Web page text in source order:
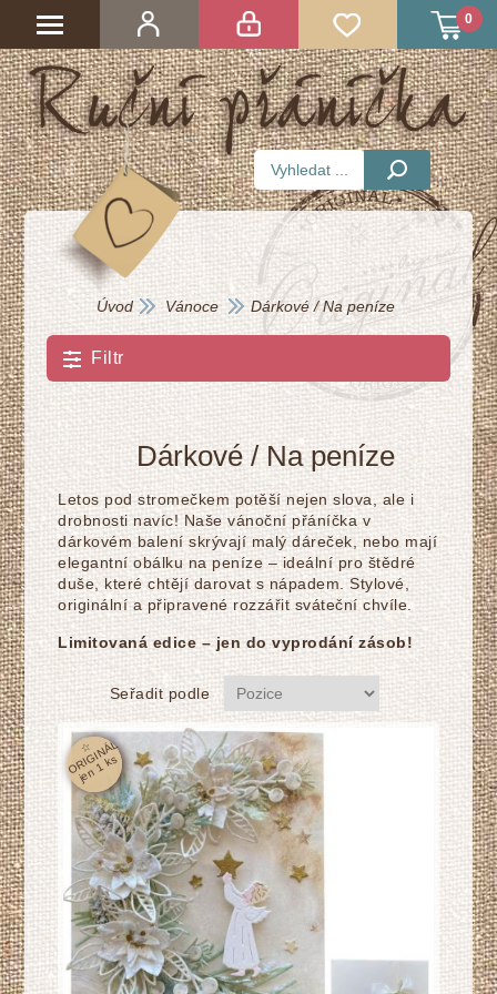
0
Úvod Vánoce Dárkové / Na peníze
Filtr
Dárkové / Na peníze
Letos pod stromečkem potěší nejen slova, ale i
drobnosti navíc! Naše vánoční přáníčka v
dárkovém balení skrývají malý dáreček, nebo mají
elegantní obálku na peníze – ideální pro štědré
duše, které chtějí darovat s nápadem. Stylové,
originální a připravené rozzářit sváteční chvíle.
Limitovaná edice – jen do vyprodání zásob!
Seřadit podle
☆
O
RI
GI
N
Á
L
j
e
n
1
k
s